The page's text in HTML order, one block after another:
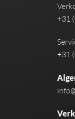
+31
+31